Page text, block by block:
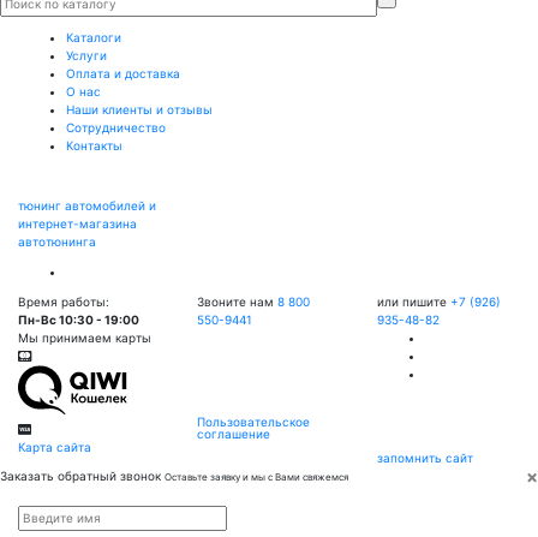
Каталоги
Услуги
Оплата и доставка
О нас
Наши клиенты и отзывы
Сотрудничество
Контакты
тюнинг автомобилей и
интернет-магазина
автотюнинга
Время работы:
Пн-Вс 10:30 - 19:00
Мы принимаем карты
Карта сайта
Звоните нам 8 800
550-9441
Пользовательское
соглашение
или пишите +7 (926)
935-48-82
запомнить сайт
×
Заказать обратный звонок Оставьте заявку и мы с Вами свяжемся